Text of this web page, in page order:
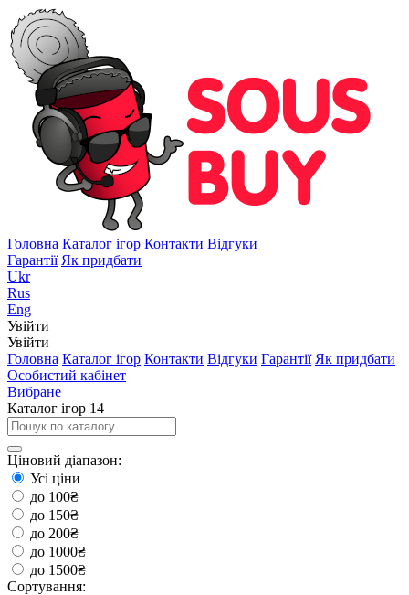
Головна Каталог ігор Контакти Відгуки
Гарантії Як придбати
Ukr
Rus
Eng
Увійти
Увійти
Головна Каталог ігор Контакти Відгуки Гарантії Як придбати
Особистий кабінет
Вибране
Каталог ігор 14
Ціновий діапазон:
Усі ціни
до 100₴
до 150₴
до 200₴
до 1000₴
до 1500₴
Сортування: